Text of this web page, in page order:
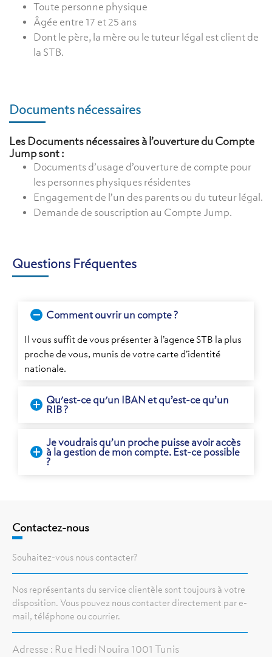
Toute personne physique
Âgée entre 17 et 25 ans
Dont le père, la mère ou le tuteur légal est client de
la STB.
Documents nécessaires
Les Documents nécessaires à l’ouverture du Compte
Jump sont :
Documents d’usage d’ouverture de compte pour
les personnes physiques résidentes
Engagement de l’un des parents ou du tuteur légal.
Demande de souscription au Compte Jump.
Questions Fréquentes
Comment ouvrir un compte ?
Il vous suffit de vous présenter à l’agence STB la plus
proche de vous, munis de votre carte d’identité
nationale.
Qu'est-ce qu'un IBAN et qu’est-ce qu’un
RIB ?
Je voudrais qu’un proche puisse avoir accès
à la gestion de mon compte. Est-ce possible
?
Contactez-nous
Souhaitez-vous nous contacter?
Nos représentants du service clientèle sont toujours à votre
disposition. Vous pouvez nous contacter directement par e-
mail, téléphone ou courrier.
Adresse : Rue Hedi Nouira 1001 Tunis